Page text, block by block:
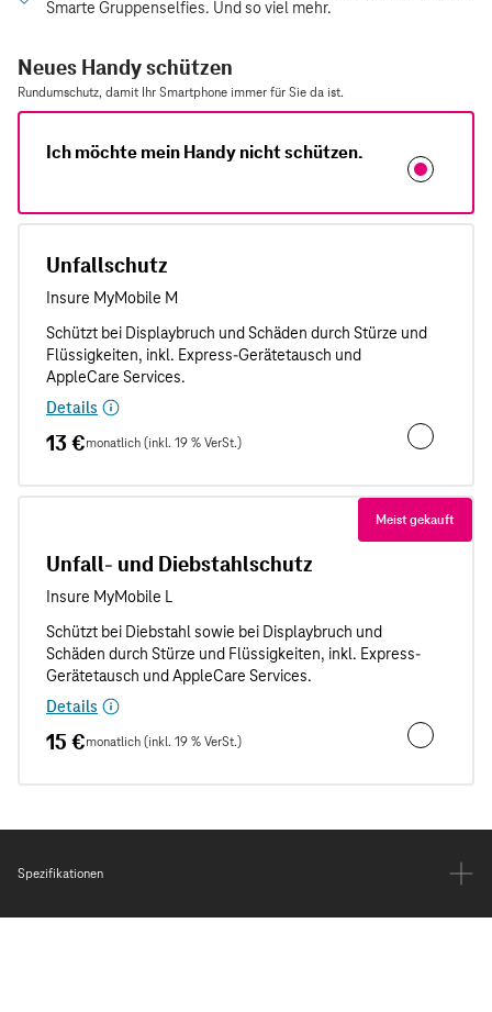
Neues Handy schützen
Rundumschutz, damit Ihr Smartphone immer für Sie da ist.
Ich möchte mein Handy nicht schützen.
Unfallschutz
Details
13 €monatlich (inkl. 19 % VerSt.)
Meist gekauft
Unfall- und Diebstahlschutz
Details
15 €monatlich (inkl. 19 % VerSt.) Unfall- und
Spezifikationen